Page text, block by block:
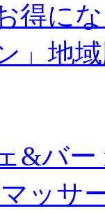
得に
」地
&バー
ッサ